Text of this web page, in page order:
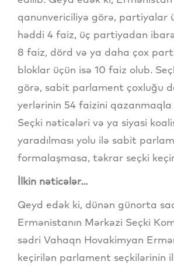
qanunvericiliyə görə, partiyalar
həddi 4 faiz, üç partiyadan
8 faiz, dörd və ya daha çox
bloklar üçün isə 10 faiz olub.
görə, sabit parlament çoxluğu
yerlərinin 54 faizini
Seçki nəticələri və ya siyasi
yaradılması yolu ilə sabit
formalaşmasa, təkrar seçki
İlkin nəticələr...
Qeyd edək ki, dünən günorta
Ermənistanın Mərkəzi Seçki
sədri Vahaqn Hovakimyan
keçirilən parlament seçkilərinin